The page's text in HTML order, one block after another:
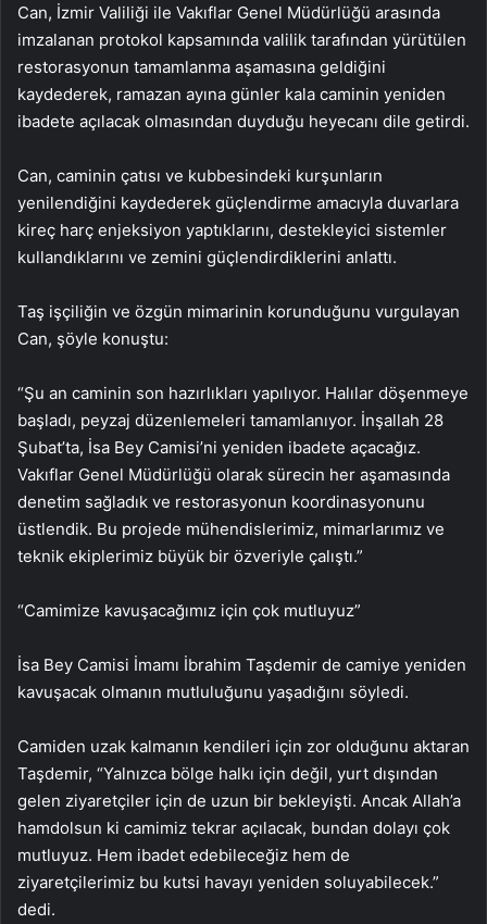
Can, İzmir Valiliği ile Vakıflar Genel Müdürlüğü arasında
imzalanan protokol kapsamında valilik tarafından yürütülen
restorasyonun tamamlanma aşamasına geldiğini
kaydederek, ramazan ayına günler kala caminin yeniden
ibadete açılacak olmasından duyduğu heyecanı dile getirdi.
Can, caminin çatısı ve kubbesindeki kurşunların
yenilendiğini kaydederek güçlendirme amacıyla duvarlara
kireç harç enjeksiyon yaptıklarını, destekleyici sistemler
kullandıklarını ve zemini güçlendirdiklerini anlattı.
Taş işçiliğin ve özgün mimarinin korunduğunu vurgulayan
Can, şöyle konuştu:
“Şu an caminin son hazırlıkları yapılıyor. Halılar döşenmeye
başladı, peyzaj düzenlemeleri tamamlanıyor. İnşallah 28
Şubat’ta, İsa Bey Camisi’ni yeniden ibadete açacağız.
Vakıflar Genel Müdürlüğü olarak sürecin her aşamasında
denetim sağladık ve restorasyonun koordinasyonunu
üstlendik. Bu projede mühendislerimiz, mimarlarımız ve
teknik ekiplerimiz büyük bir özveriyle çalıştı.”
“Camimize kavuşacağımız için çok mutluyuz”
İsa Bey Camisi İmamı İbrahim Taşdemir de camiye yeniden
kavuşacak olmanın mutluluğunu yaşadığını söyledi.
Camiden uzak kalmanın kendileri için zor olduğunu aktaran
Taşdemir, “Yalnızca bölge halkı için değil, yurt dışından
gelen ziyaretçiler için de uzun bir bekleyişti. Ancak Allah’a
hamdolsun ki camimiz tekrar açılacak, bundan dolayı çok
mutluyuz. Hem ibadet edebileceğiz hem de
ziyaretçilerimiz bu kutsi havayı yeniden soluyabilecek.”
dedi.